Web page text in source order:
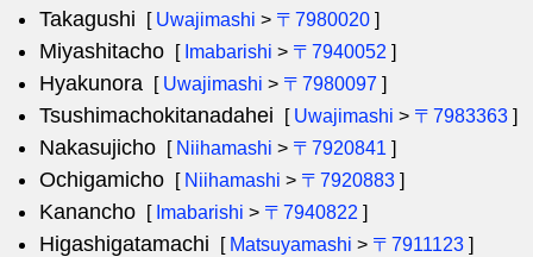
Takagushi [ Uwajimashi > 〒7980020 ]
Miyashitacho [ Imabarishi > 〒7940052 ]
Hyakunora [ Uwajimashi > 〒7980097 ]
Tsushimachokitanadahei [ Uwajimashi > 〒7983363 ]
Nakasujicho [ Niihamashi > 〒7920841 ]
Ochigamicho [ Niihamashi > 〒7920883 ]
Kanancho [ Imabarishi > 〒7940822 ]
Higashigatamachi [ Matsuyamashi > 〒7911123 ]